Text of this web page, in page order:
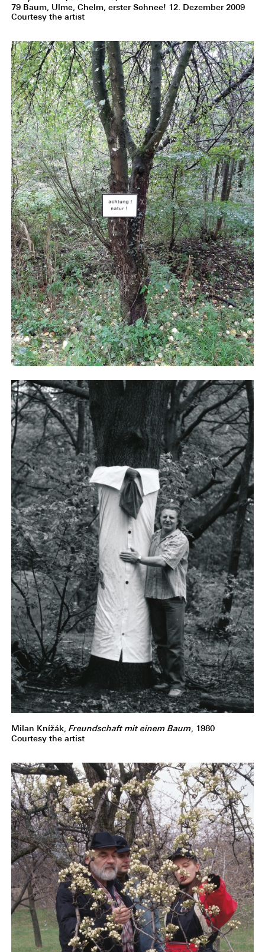
79 Baum, Ulme, Chelm, erster Schnee! 12. Dezember 2009
Courtesy the artist
Milan Knížák, Freundschaft mit einem Baum, 1980
Courtesy the artist